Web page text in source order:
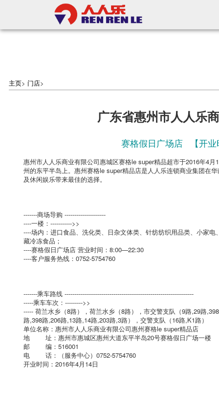
主页> 门店>
广东省惠州市人人乐
赛格假日广场店 【开业
惠州市人人乐商业有限公司惠城区赛格le super精品超市于2016年4
州的东平半岛上。惠州赛格le super精品店是人人乐连锁商业集团在
及休闲娱乐带来最佳的选择。
-------商场导购 ---------------------
----一楼：----------->>
----场内：进口食品、洗化类、日杂文体类、针纺纺织用品类、小家
藏冷冻食品；
----赛格假日广场店 营业时间：8:00—22:30
----客户服务热线：0752-5754760
-------乘车路线 ------------------------------------------------------------------
-----乘车车次：--------->>
----- 荷兰水乡（8路），荷兰水乡（8路），市交警支队（9路,29路
路,398路,206路,13路,14路,203路,3路），交警支队（16路,K1路）
单位名称：惠州市人人乐商业有限公司惠州赛格le super精品店
地 址：惠州市惠城区惠州大道东平半岛20号赛格假日广场一楼
邮 编：516001
电 话：（服务中心）0752-5754760
开业时间：2016年4月14日